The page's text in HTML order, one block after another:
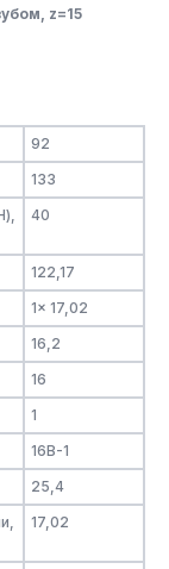
z=15
92
133
40
122,17
1x 17,02
16,2
16
1
16B-1
25,4
17,02